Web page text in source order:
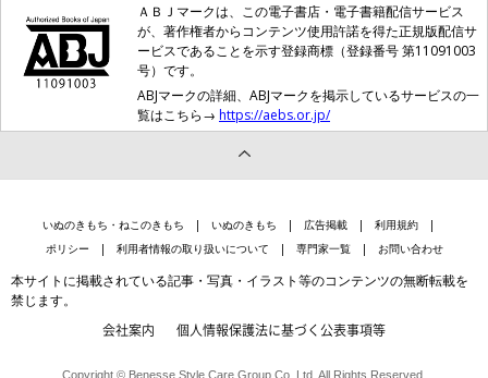
文/Betty
撮影/Akimasa Harada
撮影協力/猫と本 Miaw
※この記事で使用している画像は「ねこのきもち」2021年２月
号『いろんな意味があったなんて！ 猫の「なぜ？」行動クイ
ＡＢＪマークは、この電子書店・電子書籍配信サービス
が、著作権者からコンテンツ使用許諾を得た正規版配信サ
ービスであることを示す登録商標（登録番号 第11091003
号）です。
ABJマークの詳細、ABJマークを掲示しているサービスの一
覧はこちら→ https://aebs.or.jp/
いぬのきもち・ねこのきもち いぬのきもち 広告掲載
利用規約
ポリシー
利用者情報の取り扱いについて 専門家一覧 お問い合わせ
本サイトに掲載されている記事・写真・イラスト等のコンテンツの無断転載を
禁じます。
会社案内 個人情報保護法に基づく公表事項等
Copyright © Benesse Style Care Group Co.,Ltd. All Rights Reserved.